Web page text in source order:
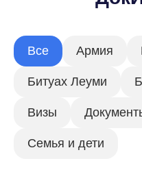
Все Армия
Битуах Леуми
Визы
Семья и дети